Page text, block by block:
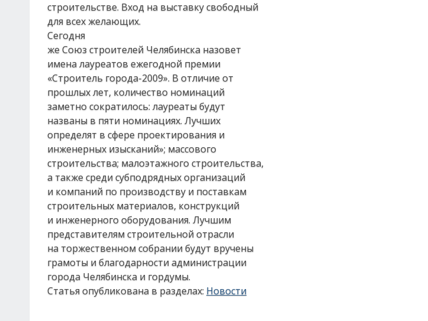
строительстве. Вход на выставку свободный
для всех желающих.
Сегодня
же Союз строителей Челябинска назовет
имена лауреатов ежегодной премии
«Строитель города-2009». В отличие от
прошлых лет, количество номинаций
заметно сократилось: лауреаты будут
названы в пяти номинациях. Лучших
определят в сфере проектирования и
инженерных изысканий»; массового
строительства; малоэтажного строительства,
а также среди субподрядных организаций
и компаний по производству и поставкам
строительных материалов, конструкций
и инженерного оборудования. Лучшим
представителям строительной отрасли
на торжественном собрании будут вручены
грамоты и благодарности администрации
города Челябинска и гордумы.
Статья опубликована в разделах: Новости